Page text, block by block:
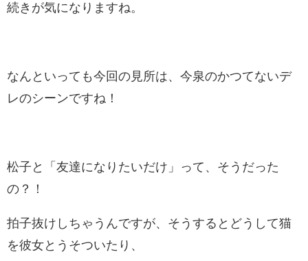
続きが気になりますね。
なんといっても今回の見所は、今泉のかつてないデ
レのシーンですね！
松子と「友達になりたいだけ」って、そうだった
の？！
拍子抜けしちゃうんですが、そうするとどうして猫
を彼女とうそついたり、